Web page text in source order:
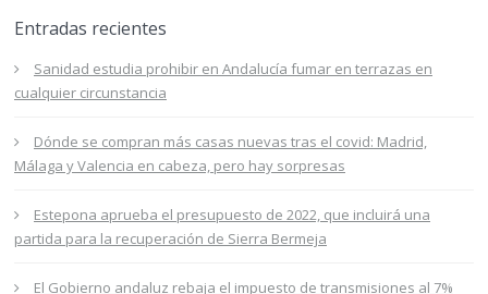
Entradas recientes
Sanidad estudia prohibir en Andalucía fumar en terrazas en
cualquier circunstancia
Dónde se compran más casas nuevas tras el covid: Madrid,
Málaga y Valencia en cabeza, pero hay sorpresas
Estepona aprueba el presupuesto de 2022, que incluirá una
partida para la recuperación de Sierra Bermeja
El Gobierno andaluz rebaja el impuesto de transmisiones al 7%